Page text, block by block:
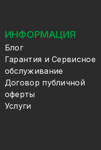
ИНФОРМАЦИЯ
Блог
Гарантия и Сервисное
обслуживание
Договор публичной
оферты
Услуги